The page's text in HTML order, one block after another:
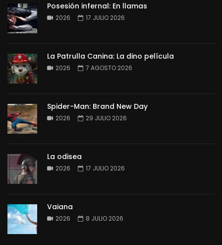
Posesión infernal: En llamas
2026 17 JULIO 2026
La Patrulla Canina: La dino película
2026 7 AGOSTO 2026
Spider-Man: Brand New Day
2026 29 JULIO 2026
La odisea
2026 17 JULIO 2026
Vaiana
2026 8 JULIO 2026